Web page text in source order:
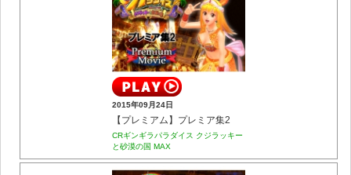
2015年09月24日
【プレミアム】プレミア集2
CRギンギラパラダイス クジラッキー
と砂漠の国 MAX